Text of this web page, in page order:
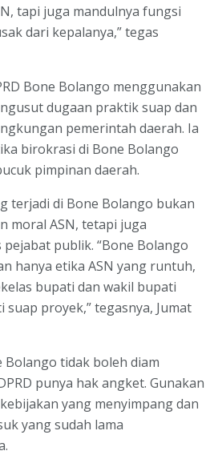
tapi juga mandulnya fungsi
dari kepalanya,” tegas
Bone Bolango menggunakan
dugaan praktik suap dan
pemerintah daerah. Ia
birokrasi di Bone Bolango
pimpinan daerah.
terjadi di Bone Bolango bukan
moral ASN, tetapi juga
publik. “Bone Bolango
hanya etika ASN yang runtuh,
bupati dan wakil bupati
proyek,” tegasnya, Jumat
Bolango tidak boleh diam
punya hak angket. Gunakan
yang menyimpang dan
yang sudah lama